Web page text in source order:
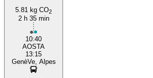
5.81 kg CO2
2 h 35 min
10:40
AOSTA
13:15
GenèVe, Alpes